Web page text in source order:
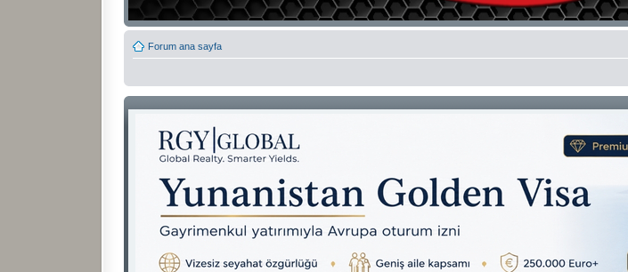
Forum ana sayfa